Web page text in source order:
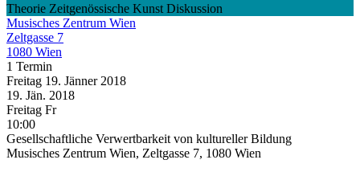
Theorie Zeitgenössische Kunst Diskussion
Musisches Zentrum Wien
Zeltgasse 7
1080 Wien
1 Termin
Freitag 19. Jänner 2018
19. Jän. 2018
Freitag Fr
10:00
Gesellschaftliche Verwertbarkeit von kultureller Bildung
Musisches Zentrum Wien, Zeltgasse 7, 1080 Wien